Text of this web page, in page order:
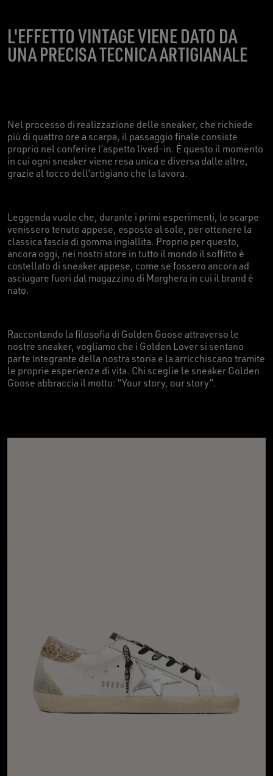
L'EFFETTO VINTAGE VIENE DATO DA
UNA PRECISA TECNICA ARTIGIANALE
Nel processo di realizzazione delle sneaker, che richiede
più di quattro ore a scarpa, il passaggio finale consiste
proprio nel conferire l’aspetto lived-in. È questo il momento
in cui ogni sneaker viene resa unica e diversa dalle altre,
grazie al tocco dell’artigiano che la lavora.
Leggenda vuole che, durante i primi esperimenti, le scarpe
venissero tenute appese, esposte al sole, per ottenere la
classica fascia di gomma ingiallita. Proprio per questo,
ancora oggi, nei nostri store in tutto il mondo il soffitto è
costellato di sneaker appese, come se fossero ancora ad
asciugare fuori dal magazzino di Marghera in cui il brand è
nato.
Raccontando la filosofia di Golden Goose attraverso le
nostre sneaker, vogliamo che i Golden Lover si sentano
parte integrante della nostra storia e la arricchiscano tramite
le proprie esperienze di vita. Chi sceglie le sneaker Golden
Goose abbraccia il motto: “Your story, our story”.